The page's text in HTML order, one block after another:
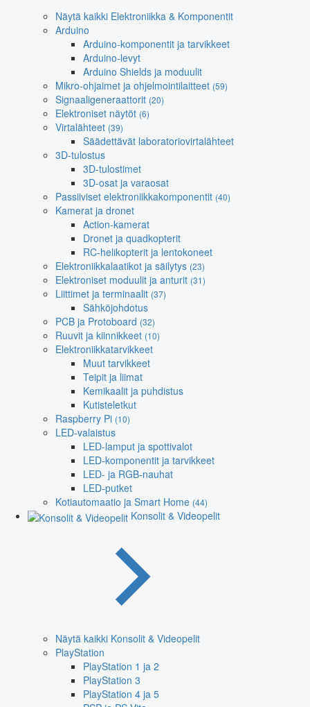
Näytä kaikki Elektroniikka & Komponentit
Arduino
Arduino-komponentit ja tarvikkeet
Arduino-levyt
Arduino Shields ja moduulit
Mikro-ohjaimet ja ohjelmointilaitteet (59)
Signaaligeneraattorit (20)
Elektroniset näytöt (6)
Virtalähteet (39)
Säädettävät laboratoriovirtalähteet
3D-tulostus
3D-tulostimet
3D-osat ja varaosat
Passiiviset elektroniikkakomponentit (40)
Kamerat ja dronet
Action-kamerat
Dronet ja quadkopterit
RC-helikopterit ja lentokoneet
Elektroniikkalaatikot ja säilytys (23)
Elektroniset moduulit ja anturit (31)
Liittimet ja terminaalit (37)
Sähköjohdotus
PCB ja Protoboard (32)
Ruuvit ja kiinnikkeet (10)
Elektroniikkatarvikkeet
Muut tarvikkeet
Teipit ja liimat
Kemikaalit ja puhdistus
Kutisteletkut
Raspberry Pi (10)
LED-valaistus
LED-lamput ja spottivalot
LED-komponentit ja tarvikkeet
LED- ja RGB-nauhat
LED-putket
Kotiautomaatio ja Smart Home (44)
Konsolit & Videopelit
Näytä kaikki Konsolit & Videopelit
PlayStation
PlayStation 1 ja 2
PlayStation 3
PlayStation 4 ja 5